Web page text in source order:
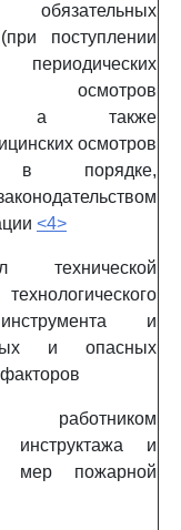
поступлении
осмотров
а также
осмотров
в порядке,
<4>
технической
и
и опасных
работником
инструктажа и
мер пожарной